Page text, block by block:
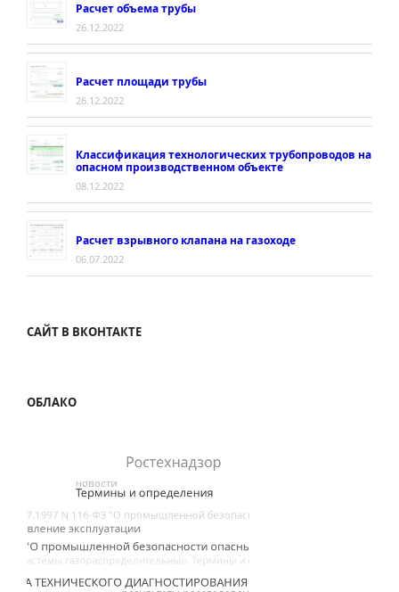
Расчет объема трубы
26.12.2022
Расчет площади трубы
26.12.2022
Классификация технологических трубопроводов на
опасном производственном объекте
08.12.2022
Расчет взрывного клапана на газоходе
06.07.2022
САЙТ В ВКОНТАКТЕ
ОБЛАКО